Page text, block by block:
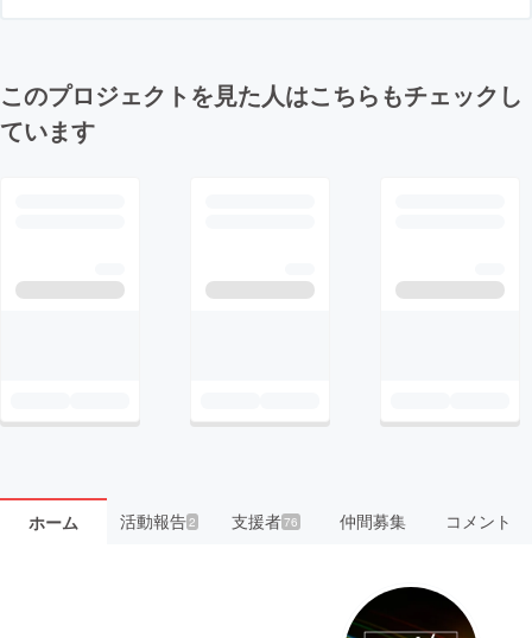
このプロジェクトを見た人はこちらもチェックし
ています
ホーム 活動報告2 支援者76 仲間募集 コメント